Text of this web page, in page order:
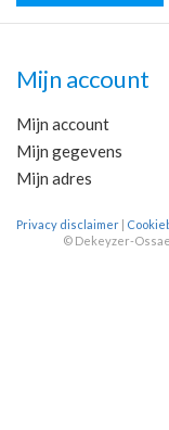
Mijn account
Mijn account
Mijn gegevens
Mijn adres
Privacy disclaimer |
© Dekeyzer-